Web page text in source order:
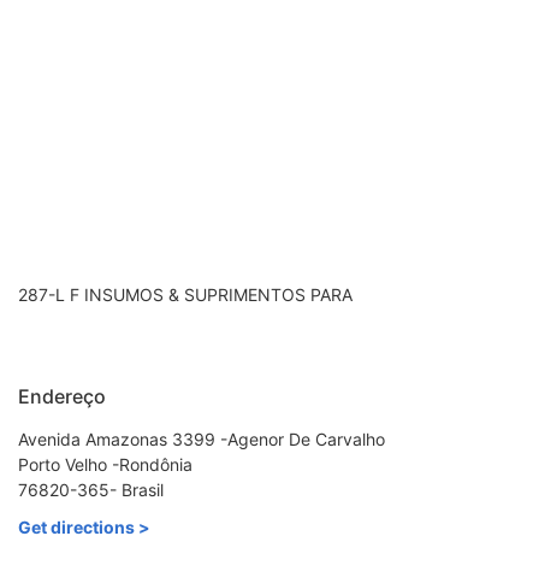
287-L F INSUMOS & SUPRIMENTOS PARA
Endereço
Avenida Amazonas 3399 -Agenor De Carvalho
Porto Velho -Rondônia
76820-365- Brasil
Get directions >